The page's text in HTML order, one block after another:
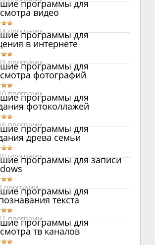
программы для
видео
программ
программы для
в интернете
программ
программы для
фотографий
программ
программы для
фотоколлажей
программ
программы для
древа семьи
программ
программы для записи
программ
программы для
текста
программ
программы для
тв каналов